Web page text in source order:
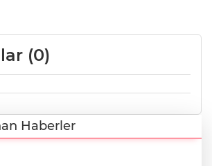
(0)
Haberler